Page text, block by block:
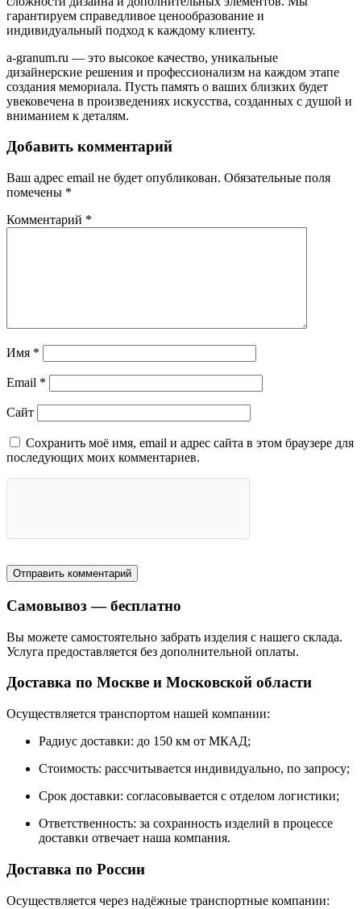
гарантируем справедливое ценообразование и
индивидуальный подход к каждому клиенту.
a-granum.ru — это высокое качество, уникальные
дизайнерские решения и профессионализм на каждом этапе
создания мемориала. Пусть память о ваших близких будет
увековечена в произведениях искусства, созданных с душой и
вниманием к деталям.
Добавить комментарий
Ваш адрес email не будет опубликован. Обязательные поля
помечены *
Комментарий *
Имя *
Email *
Сайт
Сохранить моё имя, email и адрес сайта в этом браузере для
последующих моих комментариев.
Самовывоз — бесплатно
Вы можете самостоятельно забрать изделия с нашего склада.
Услуга предоставляется без дополнительной оплаты.
Доставка по Москве и Московской области
Осуществляется транспортом нашей компании:
Радиус доставки: до 150 км от МКАД;
Стоимость: рассчитывается индивидуально, по запросу;
Срок доставки: согласовывается с отделом логистики;
Ответственность: за сохранность изделий в процессе
доставки отвечает наша компания.
Доставка по России
Осуществляется через надёжные транспортные компании: